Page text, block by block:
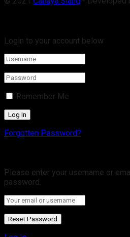
Login to your account below
Remember Me
Forgotten Password?
Please enter your username or
password.